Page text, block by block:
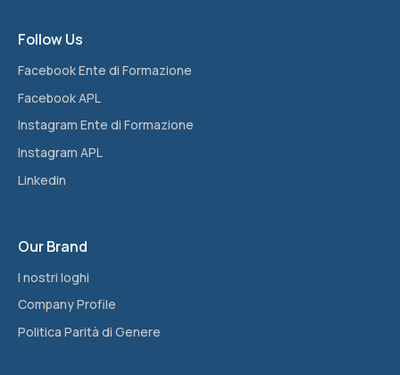
Follow Us
Facebook Ente di Formazione
Facebook APL
Instagram Ente di Formazione
Instagram APL
Linkedin
Our Brand
I nostri loghi
Company Profile
Politica Parità di Genere